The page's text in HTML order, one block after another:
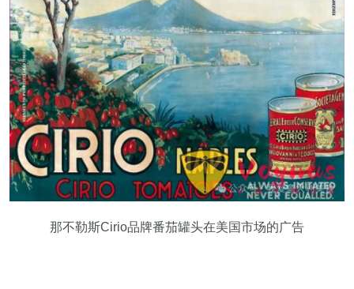
那不勒斯Cirio品牌番茄罐头在美国市场的广告